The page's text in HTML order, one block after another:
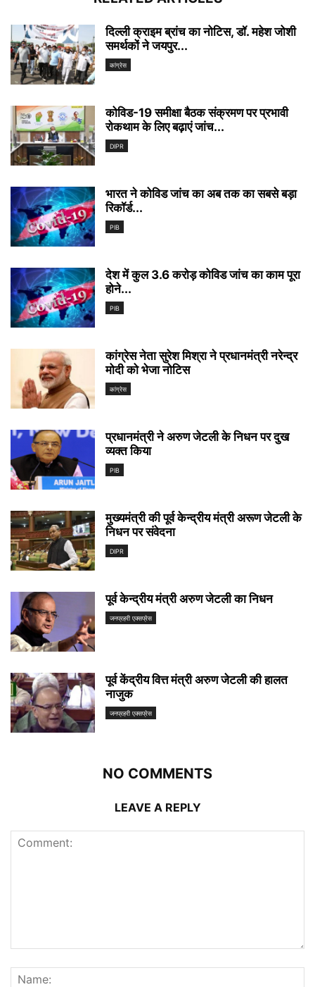
दिल्ली क्राइम ब्रांच का नोटिस, डॉ. महेश जोशी
समर्थकों ने जयपुर...
कांग्रेस
कोविड-19 समीक्षा बैठक संक्रमण पर प्रभावी
रोकथाम के लिए बढ़ाएं जांच...
DIPR
भारत ने कोविड जांच का अब तक का सबसे बड़ा
रिकॉर्ड...
PIB
देश में कुल 3.6 करोड़ कोविड जांच का काम पूरा
होने...
PIB
कांग्रेस नेता सुरेश मिश्रा ने प्रधानमंत्री नरेन्द्र
मोदी को भेजा नोटिस
कांग्रेस
प्रधानमंत्री ने अरुण जेटली के निधन पर दुख
व्यक्त किया
PIB
मुख्यमंत्री की पूर्व केन्द्रीय मंत्री अरूण जेटली के
निधन पर संवेदना
DIPR
पूर्व केन्द्रीय मंत्री अरुण जेटली का निधन
जनप्रहरी एक्सप्रेस
पूर्व केंद्रीय वित्त मंत्री अरुण जेटली की हालत
नाजुक
जनप्रहरी एक्सप्रेस
NO COMMENTS
LEAVE A REPLY